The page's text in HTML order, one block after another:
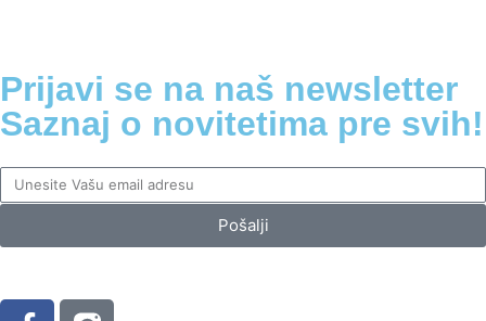
Prijavi se na naš newsletter
Saznaj o novitetima pre svih!
Pošalji